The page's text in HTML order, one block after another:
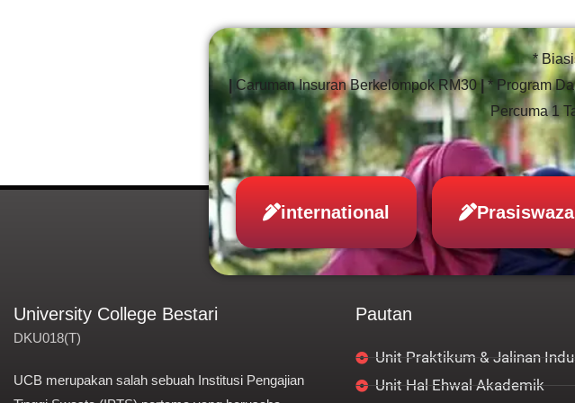
*
| Caruman Insuran Berkelompok RM30 * Program
Percuma 1
international
University College Bestari
DKU018(T)
UCB merupakan salah sebuah Institusi Pengajian
Pautan
Unit Praktikum & Jalinan
Unit Hal Ehwal Akademik